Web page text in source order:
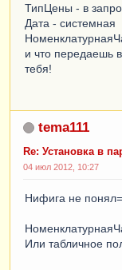
ТипЦены - в
Дата - системная
и что передаешь
тебя!
tema111
Re: Установка в
04 июл 2012, 10:27
Нифига не
Или табличное